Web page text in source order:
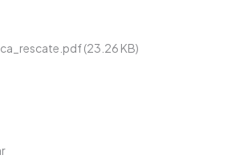
(23.26 KB)